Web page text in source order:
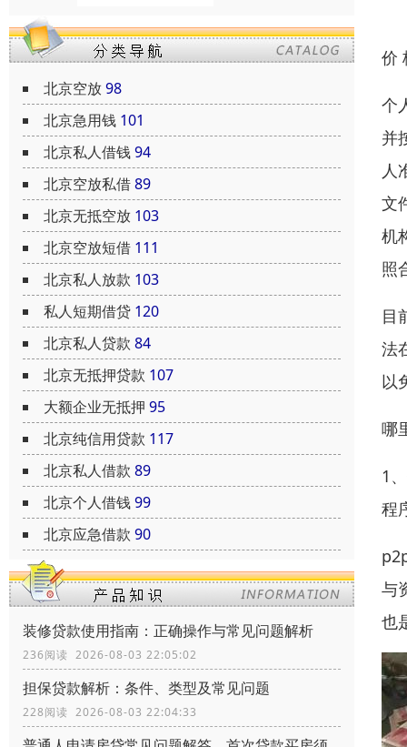
北京空放98
北京急用钱 101
北京私人借钱94
北京空放私借89
北京无抵空放 103
北京空放短借 111
北京私人放款 103
私人短期借贷 120
北京私人贷款 84
北京无抵押贷款 107
大额企业无抵押 95
北京纯信用贷款 117
北京私人借款 89
北京个人借钱99
北京应急借款 90
装修贷款使用指南：正确操作与常见问题解析
236阅读 2026-08-03 22:05:02
担保贷款解析：条件、类型及常见问题
228阅读 2026-08-03 22:04:33
价
个
并
人
文
机
照
目
法
以
哪
1
程
与
也